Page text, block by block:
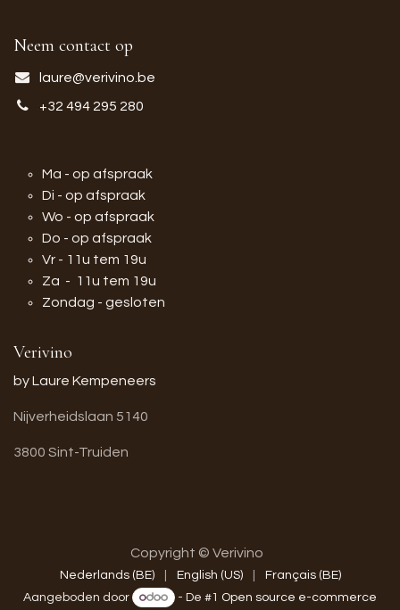
Neem contact op
laure@verivino.be
+32 494 295 280
Ma - op afspraak
Di - op afspraak
Wo - op afspraak
Do - op afspraak
Vr - 11u tem 19u
Za - 11u tem 19u
Zondag - gesloten
Verivino
by Laure Kempeneers
Nijverheidslaan 5140
3800 Sint-Truiden
Copyright © Verivino
Nederlands (BE) English (US)
Français (BE)
Aangeboden door
- De #1 Open source e-commerce